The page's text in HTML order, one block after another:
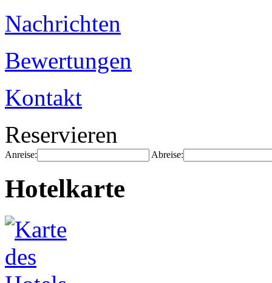
Nachrichten
Bewertungen
Kontakt
Reservieren
Anreise: Abreise:
Hotelkarte